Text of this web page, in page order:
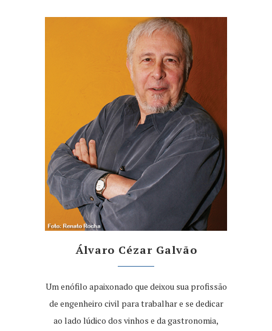
Álvaro Cézar Galvão
Um enófilo apaixonado que deixou sua profissão
de engenheiro civil para trabalhar e se dedicar
ao lado lúdico dos vinhos e da gastronomia,